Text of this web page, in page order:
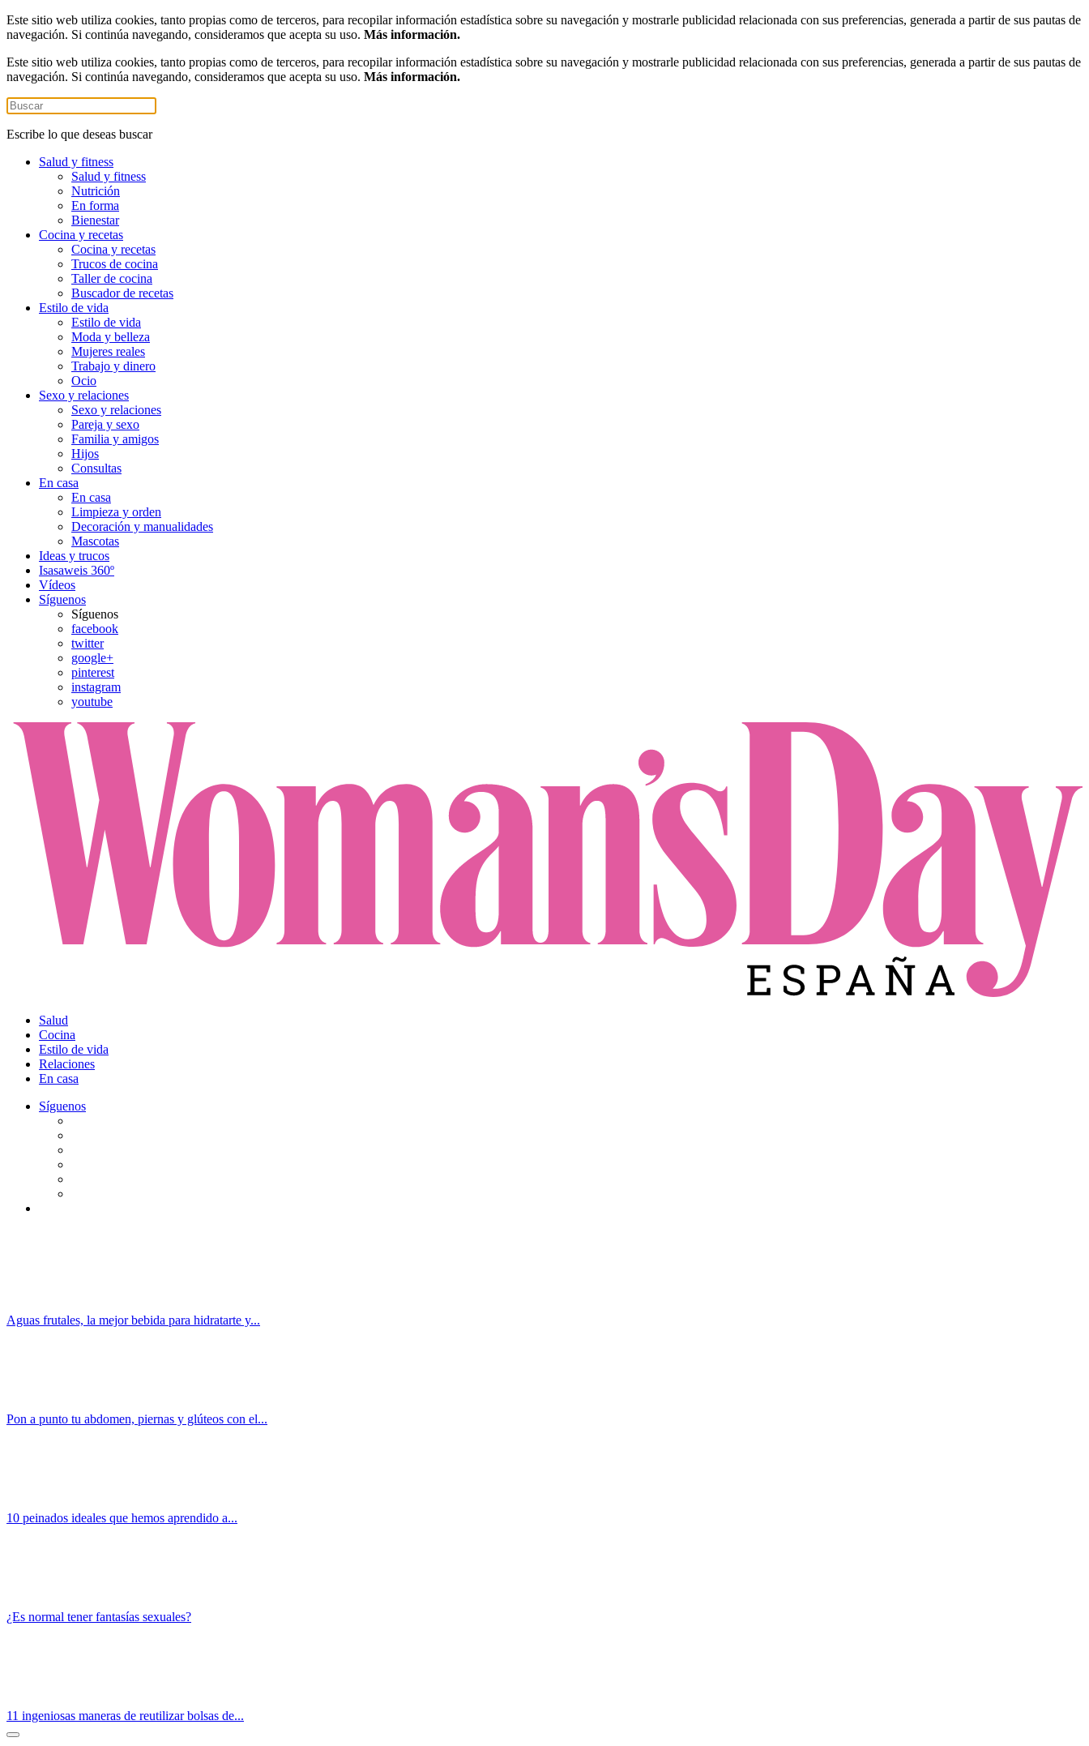
Este sitio web utiliza cookies, tanto propias como de terceros, para recopilar información estadística sobre su navegación y mostrarle publicidad relacionada con sus preferencias, generada a partir de sus pautas de
navegación. Si continúa navegando, consideramos que acepta su uso. Más información.
Este sitio web utiliza cookies, tanto propias como de terceros, para recopilar información estadística sobre su navegación y mostrarle publicidad relacionada con sus preferencias, generada a partir de sus pautas de
navegación. Si continúa navegando, consideramos que acepta su uso. Más información.
Escribe lo que deseas buscar
Salud y fitness
Salud y fitness
Nutrición
En forma
Bienestar
Cocina y recetas
Cocina y recetas
Trucos de cocina
Taller de cocina
Buscador de recetas
Estilo de vida
Estilo de vida
Moda y belleza
Mujeres reales
Trabajo y dinero
Ocio
Sexo y relaciones
Sexo y relaciones
Pareja y sexo
Familia y amigos
Hijos
Consultas
En casa
En casa
Limpieza y orden
Decoración y manualidades
Mascotas
Ideas y trucos
Isasaweis 360º
Vídeos
Síguenos
Síguenos
facebook
twitter
google+
pinterest
instagram
youtube
Salud
Cocina
Estilo de vida
Relaciones
En casa
Síguenos
Aguas frutales, la mejor bebida para hidratarte y...
Pon a punto tu abdomen, piernas y glúteos con el...
10 peinados ideales que hemos aprendido a...
¿Es normal tener fantasías sexuales?
11 ingeniosas maneras de reutilizar bolsas de...